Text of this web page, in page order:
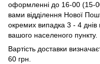
оформленні до 16-00 (15-
вами відділення Нової
окремих випадка 3 - 4 днів
вашого населеного пункту.
Вартість доставки
60 грн.